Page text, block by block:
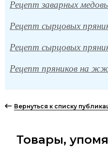
Рецепт заварных
Рецепт сырцовых
Рецепт сырцовых
Рецепт пряников на
Вернуться к списку
Товары,